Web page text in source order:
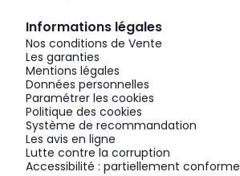
Informations légales
Nos conditions de Vente
Les garanties
Mentions légales
Données personnelles
Paramétrer les cookies
Politique des cookies
Système de recommandation
Les avis en ligne
Lutte contre la corruption
Accessibilité : partiellement conforme